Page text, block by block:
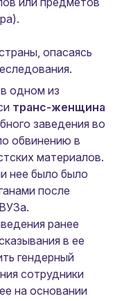
опасаясь
одном из
транс-женщина
заведения во
обвинению в
материалов.
нее было было
после
ранее
в ее
гендерный
сотрудники
на основании